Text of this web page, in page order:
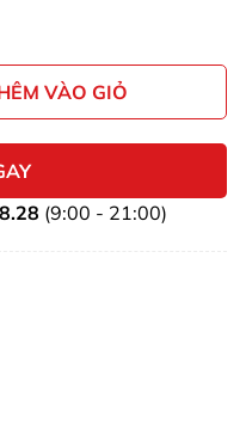
VÀO GIỎ
(9:00 - 21:00)